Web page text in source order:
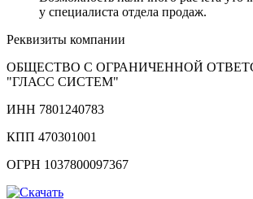
у специалиста отдела продаж.
Реквизиты компании
ОБЩЕСТВО С ОГРАНИЧЕННОЙ
"ГЛАСС СИСТЕМ"
ИНН 7801240783
КПП 470301001
ОГРН 1037800097367